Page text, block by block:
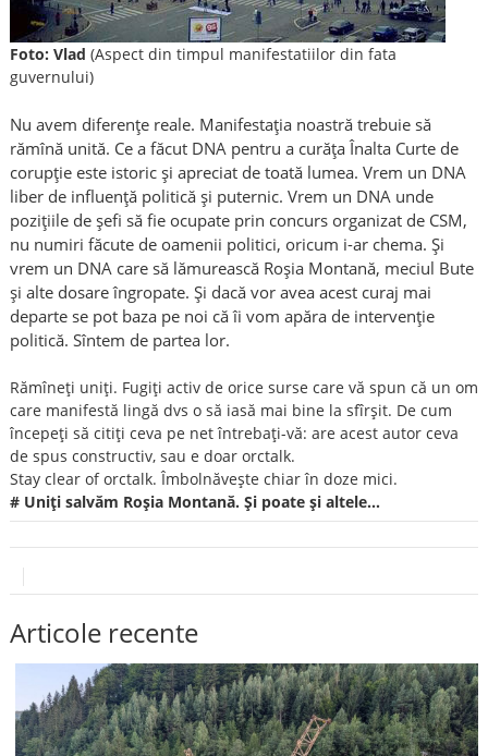
Foto: Vlad (Aspect din timpul manifestatiilor din fata
guvernului)
Nu avem diferenţe reale. Manifestaţia noastră trebuie să
rămînă unită. Ce a făcut DNA pentru a curăţa Înalta Curte de
corupţie este istoric şi apreciat de toată lumea. Vrem un DNA
liber de influenţă politică şi puternic. Vrem un DNA unde
poziţiile de şefi să fie ocupate prin concurs organizat de CSM,
nu numiri făcute de oamenii politici, oricum i-ar chema. Şi
vrem un DNA care să lămurească Roşia Montană, meciul Bute
şi alte dosare îngropate. Şi dacă vor avea acest curaj mai
departe se pot baza pe noi că îi vom apăra de intervenţie
politică. Sîntem de partea lor.
Rămîneţi uniţi. Fugiţi activ de orice surse care vă spun că un om
care manifestă lingă dvs o să iasă mai bine la sfîrşit. De cum
începeţi să citiţi ceva pe net întrebaţi-vă: are acest autor ceva
de spus constructiv, sau e doar orctalk.
Stay clear of orctalk. Îmbolnăveşte chiar în doze mici.
# Uniţi salvăm Roşia Montană. Şi poate şi altele…
Articole recente